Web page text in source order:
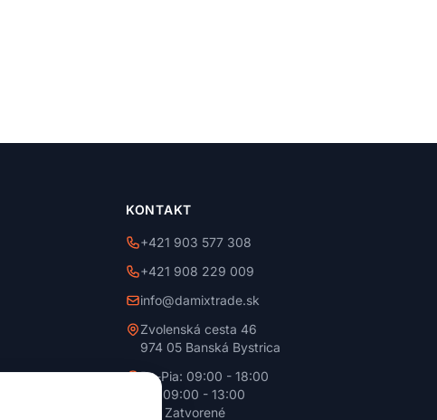
KONTAKT
+421 903 577 308
+421 908 229 009
info@damixtrade.sk
Zvolenská cesta 46
974 05 Banská Bystrica
Po-Pia: 09:00 - 18:00
So: 09:00 - 13:00
Ne: Zatvorené